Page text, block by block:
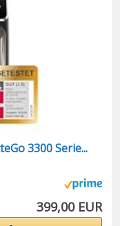
3300 Serie...
399,00 EUR